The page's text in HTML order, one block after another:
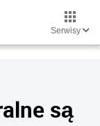
Serwisy
są